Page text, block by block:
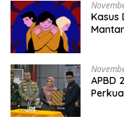
Kasus
APBD